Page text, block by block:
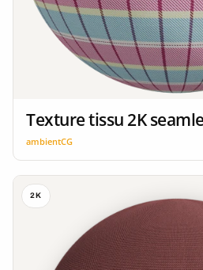
Texture tissu 2K
ambientCG
2K